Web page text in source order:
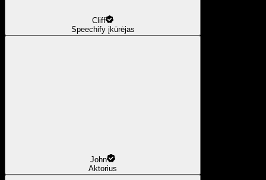
Cliff
Speechify įkūrėjas
John
Aktorius